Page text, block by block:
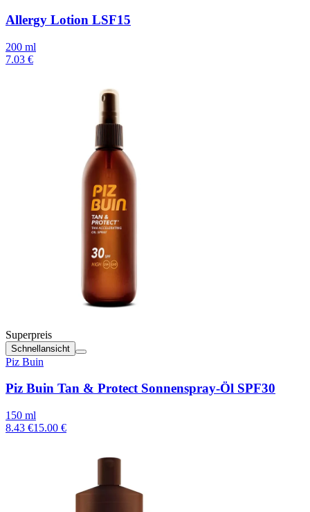
Allergy Lotion LSF15
200 ml
7.03 €
Superpreis
Schnellansicht
Piz Buin
Piz Buin Tan & Protect Sonnenspray-Öl SPF30
150 ml
8.43 €15.00 €